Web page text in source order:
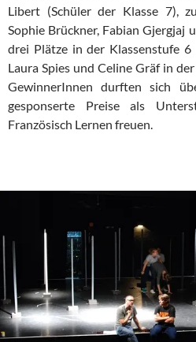
Libert (Schüler der Klasse 7),
Sophie Brückner, Fabian Gjergjaj
drei Plätze in der Klassenstufe
Laura Spies und Celine Gräf in
GewinnerInnen durften sich
gesponserte Preise als
Französisch Lernen freuen.